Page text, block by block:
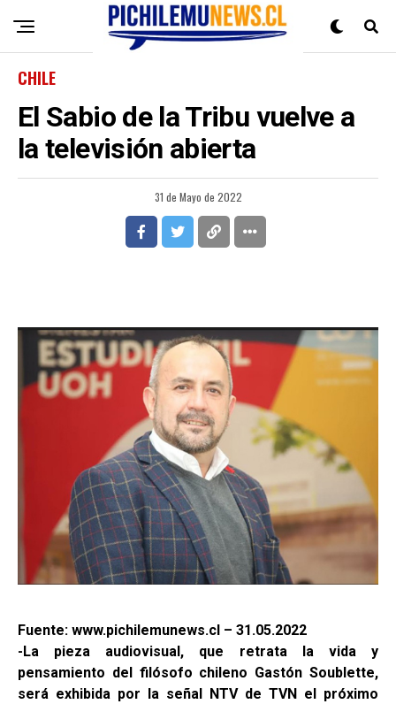
CHILE
El Sabio de la Tribu vuelve a
la televisión abierta
31 de Mayo de 2022
Fuente: www.pichilemunews.cl – 31.05.2022
-La pieza audiovisual, que retrata la vida y
pensamiento del filósofo chileno Gastón Soublette,
será exhibida por la señal NTV de TVN el próximo